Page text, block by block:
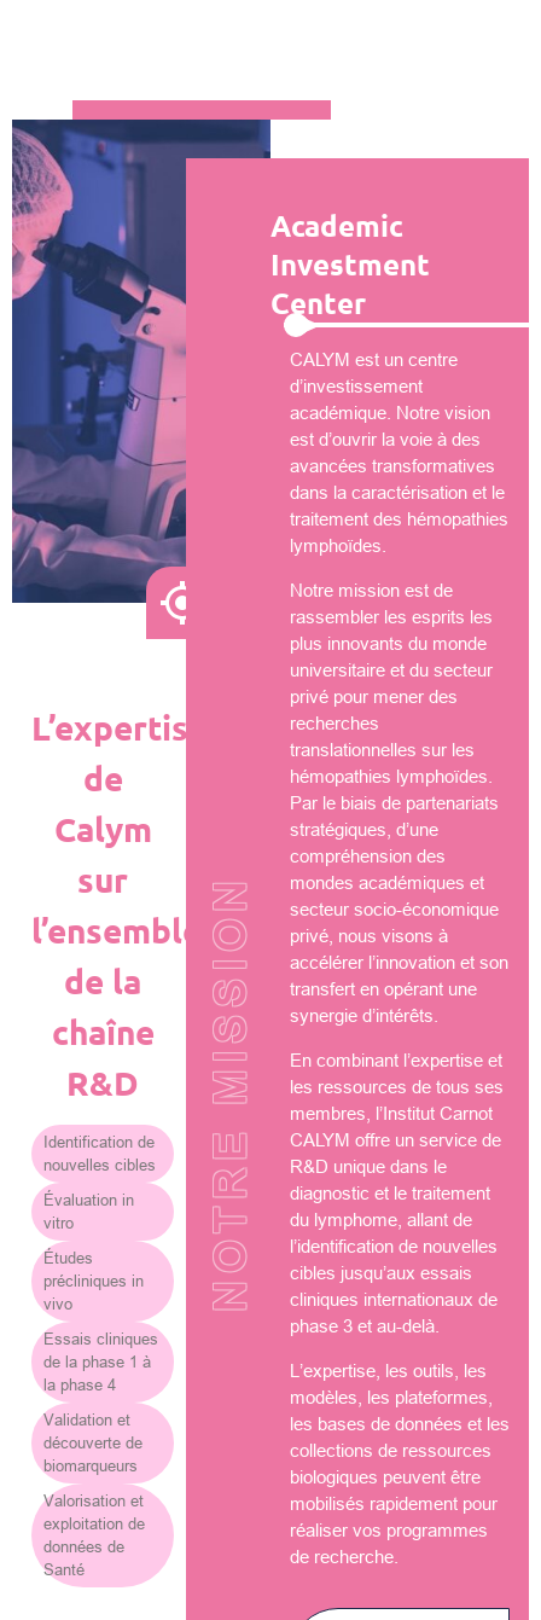
L’expertise
de
Calym
sur
l’ensemble
de la
chaîne
R&D
Identification de
nouvelles cibles
Évaluation in
vitro
Études
précliniques in
vivo
Essais cliniques
de la phase 1 à
la phase 4
Validation et
découverte de
biomarqueurs
Valorisation et
exploitation de
données de
Santé
NOTRE MISSION
Academic
Investment
Center
CALYM est un centre
d’investissement
académique. Notre vision
est d’ouvrir la voie à des
avancées transformatives
dans la caractérisation et le
traitement des hémopathies
lymphoïdes.
Notre mission est de
rassembler les esprits les
plus innovants du monde
universitaire et du secteur
privé pour mener des
recherches
translationnelles sur les
hémopathies lymphoïdes.
Par le biais de partenariats
stratégiques, d’une
compréhension des
mondes académiques et
secteur socio-économique
privé, nous visons à
accélérer l’innovation et son
transfert en opérant une
synergie d’intérêts.
En combinant l’expertise et
les ressources de tous ses
membres, l’Institut Carnot
CALYM offre un service de
R&D unique dans le
diagnostic et le traitement
du lymphome, allant de
l’identification de nouvelles
cibles jusqu’aux essais
cliniques internationaux de
phase 3 et au-delà.
L’expertise, les outils, les
modèles, les plateformes,
les bases de données et les
collections de ressources
biologiques peuvent être
mobilisés rapidement pour
réaliser vos programmes
de recherche.